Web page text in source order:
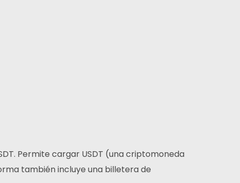
Permite cargar USDT (una criptomoneda
también incluye una billetera de